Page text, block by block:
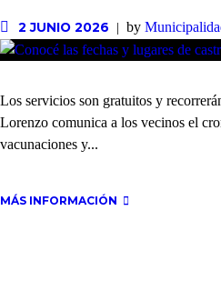
2 JUNIO 2026 by
Los servicios son gratuitos y
Lorenzo comunica a los vecinos el
vacunaciones y...
MÁS INFORMACIÓN